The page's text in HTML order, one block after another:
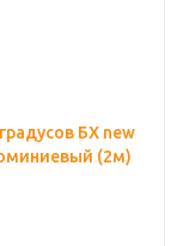
БХ new
(2м)